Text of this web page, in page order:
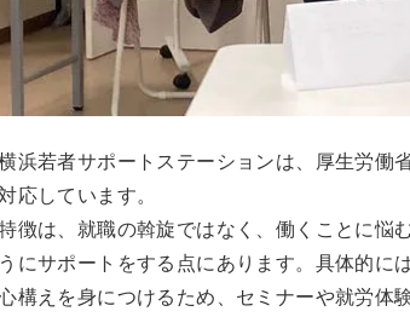
浜若者サポートステーションは、厚生労働
応しています。
徴は、就職の斡旋ではなく、働くことに悩
にサポートをする点にあります。具体的に
構えを身につけるため、セミナーや就労体